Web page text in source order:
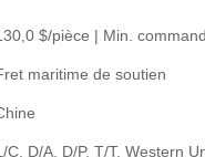
$/pièce | Min.
maritime de soutien
C, D/A, D/P, T/T, Western